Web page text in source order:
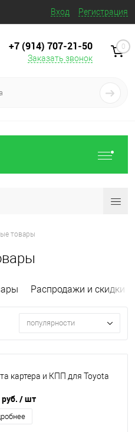
Вход Регистрация
+7 (914) 707‒21‒50
Заказать звонок
0
товары
Распродажи и скидки
популярности
картера и КПП для Toyota
/ шт